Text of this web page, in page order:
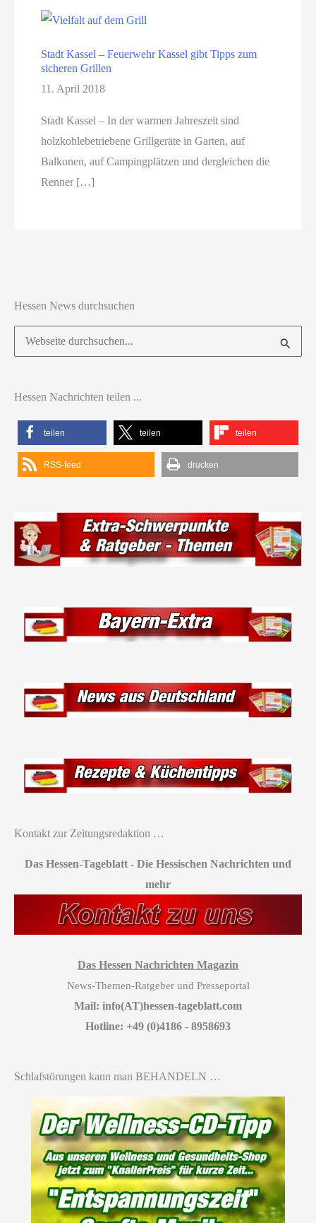
Stadt Kassel – Feuerwehr Kassel gibt Tipps zum
sicheren Grillen
11. April 2018
Stadt Kassel – In der warmen Jahreszeit sind
holzkohlebetriebene Grillgeräte in Garten, auf
Balkonen, auf Campingplätzen und dergleichen die
Renner […]
Hessen News durchsuchen
Suchen
nach:
Hessen Nachrichten teilen ...
teilen teilen teilen
RSS-feed drucken
Kontakt zur Zeitungsredaktion …
Das Hessen-Tageblatt - Die Hessischen Nachrichten und
mehr
Das Hessen Nachrichten Magazin
News-Themen-Ratgeber und Presseportal
Mail: info(AT)hessen-tageblatt.com
Hotline: +49 (0)4186 - 8958693
Schlafstörungen kann man BEHANDELN …